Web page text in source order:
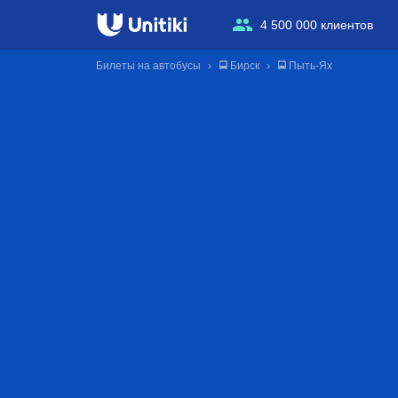
4 500 000 клиентов
Билеты на автобусы 🚍 Бирск 🚍 Пыть-Ях